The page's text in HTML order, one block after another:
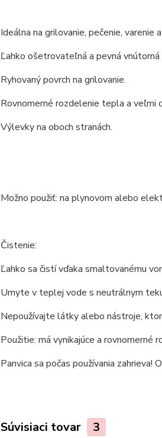
Ideálna na grilovanie, pečenie, varenie
Ľahko ošetrovateľná a pevná
Ryhovaný povrch na grilovanie.
Rovnomerné rozdelenie tepla a veľmi
Výlevky na oboch stranách.
Možno použiť: na plynovom alebo
Čistenie:
Ľahko sa čistí vďaka smaltovanému
Umyte v teplej vode s neutrálnym
Nepoužívajte látky alebo nástroje,
Použitie: má vynikajúce a rovnomerné
Panvica sa počas používania zahrieva!
Súvisiaci tovar 3